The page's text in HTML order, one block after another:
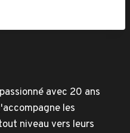
avec 20 ans
les
niveau vers leurs